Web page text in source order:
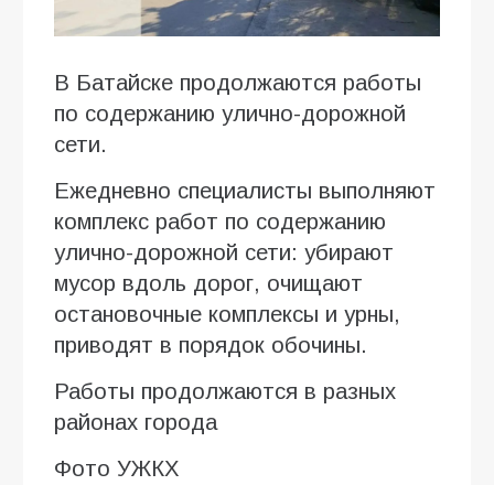
В Батайске продолжаются работы
по содержанию улично-дорожной
сети.
Ежедневно специалисты выполняют
комплекс работ по содержанию
улично-дорожной сети: убирают
мусор вдоль дорог, очищают
остановочные комплексы и урны,
приводят в порядок обочины.
Работы продолжаются в разных
районах города
Фото УЖКХ